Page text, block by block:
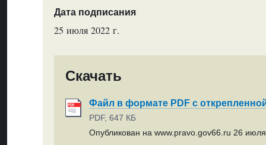
Дата подписания
25 июля 2022 г.
Скачать
Файл в формате PDF с
PDF, 647 КБ
Опубликован на www.pravo.gov66.ru 26 июля